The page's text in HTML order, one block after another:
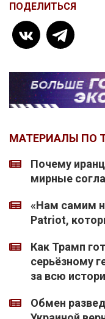
ПОДЕЛИТЬСЯ
МАТЕРИАЛЫ ПО
Почему
мирные
«Нам самим
Patriot,
Как Трамп
серьёзному
за всю
Обмен